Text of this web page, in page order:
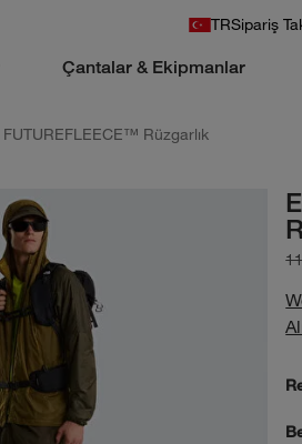
TRSipariş
Çantalar & Ekipmanlar
Rüzgarlık